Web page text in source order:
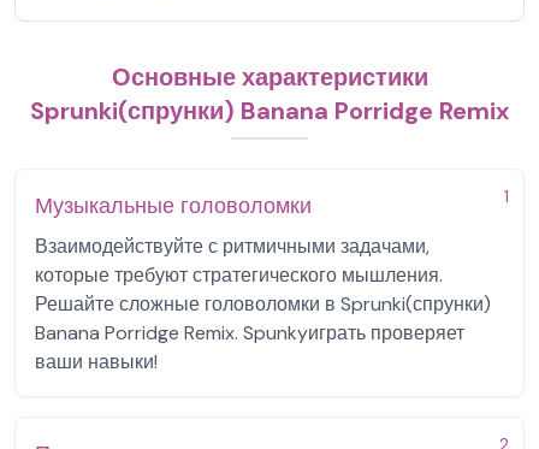
Основные характеристики
Sprunki(спрунки) Banana Porridge Remix
1
Музыкальные головоломки
Взаимодействуйте с ритмичными задачами,
которые требуют стратегического мышления.
Решайте сложные головоломки в Sprunki(спрунки)
Banana Porridge Remix. Spunkyиграть проверяет
ваши навыки!
2